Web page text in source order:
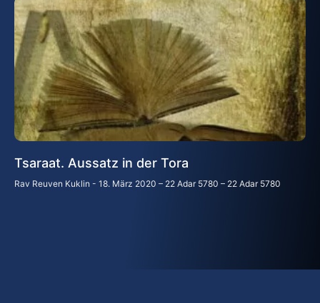
Tsaraat. Aussatz in der Tora
Rav Reuven Kuklin 18. März 2020 – 22 Adar 5780 – 22 Adar 5780